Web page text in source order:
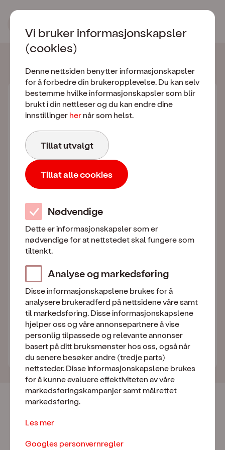
Bestill FolkePakka
Fri Data - 40 Mbit/s
Ingen bindingstid
Norges beste 5G-dekning fra Telia
Se alle fordeler
Totalt 449
BankID bekrefter kun at du er deg, du bestiller
ingenting ennå.
Allerede kunde?
Endre ditt eksisterende abonnement her
Derfor velger kundene oss
Vi bruker informasjonskapsler
(cookies)
Denne nettsiden benytter informasjonskapsler
for å forbedre din brukeropplevelse. Du kan selv
bestemme hvilke informasjonskapsler som blir
brukt i din nettleser og du kan endre dine
innstillinger her når som helst.
Tillat utvalgt
Tillat alle cookies
Nødvendige
Dette er informasjonskapsler som er
nødvendige for at nettstedet skal fungere som
tiltenkt.
Analyse og markedsføring
Disse informasjonskapslene brukes for å
analysere brukeradferd på nettsidene våre samt
til markedsføring. Disse informasjonskapslene
hjelper oss og våre annonsepartnere å vise
personlig tilpassede og relevante annonser
basert på ditt bruksmønster hos oss, også når
du senere besøker andre (tredje parts)
nettsteder. Disse informasjonskapslene brukes
for å kunne evaluere effektiviteten av våre
markedsføringskampanjer samt målrettet
markedsføring.
Les mer
Googles personvernregler